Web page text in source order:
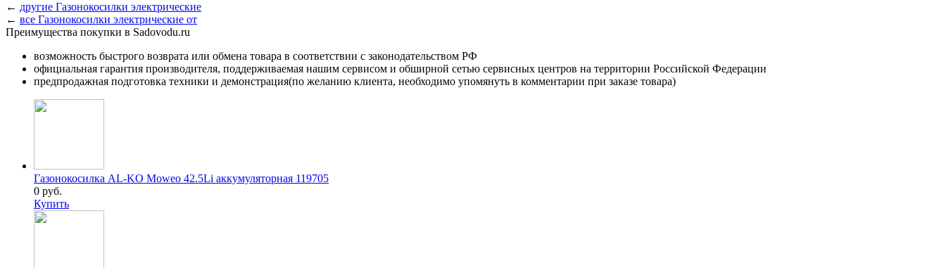
← другие Газонокосилки электрические
← все Газонокосилки электрические от
Преимущества покупки в Sadovodu.ru
возможность быстрого возврата или обмена товара в соответствии с законодательством РФ
официальная гарантия производителя, поддерживаемая нашим сервисом и обширной сетью сервисных центров на территории Российской Федерации
предпродажная подготовка техники и демонстрация(по желанию клиента, необходимо упомянуть в комментарии при заказе товара)
Газонокосилка AL-KO Moweo 42.5Li аккумуляторная 119705
0 руб.
Купить